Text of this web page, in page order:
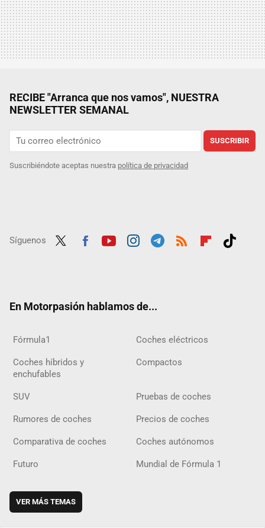
RECIBE "Arranca que nos vamos", NUESTRA
NEWSLETTER SEMANAL
SUSCRIBIR
Suscribiéndote aceptas nuestra política de privacidad
Síguenos
En Motorpasión hablamos de...
Fórmula1 Coches eléctricos
Coches híbridos y
enchufables
Compactos
SUV Pruebas de coches
Rumores de coches Precios de coches
Comparativa de coches Coches autónomos
Futuro Mundial de Fórmula 1
VER MÁS TEMAS